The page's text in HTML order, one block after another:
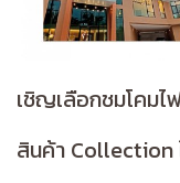
เชิญเลือกชมโคม
สินค้า Collection